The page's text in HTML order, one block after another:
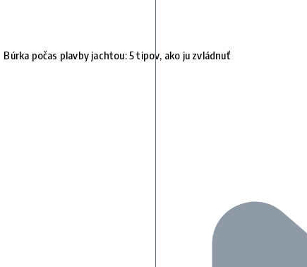
Búrka počas plavby jachtou: 5 tipov, ako ju zvládnuť